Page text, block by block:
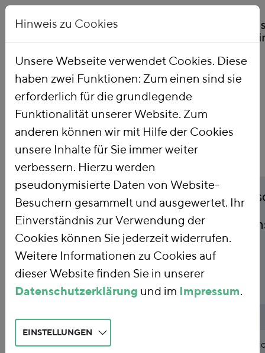
Startseite Publikationen
Titel
konkret - Politische
Überwindung von
Wachstumszwängen
Publikationsart
Abstract
In diesem aktuellen FÖS-
Hinweis zu Cookies
Unsere Webseite verwendet Cookies. Diese
haben zwei Funktionen: Zum einen sind sie
erforderlich für die grundlegende
Funktionalität unserer Website. Zum
anderen können wir mit Hilfe der Cookies
unsere Inhalte für Sie immer weiter
verbessern. Hierzu werden
pseudonymisierte Daten von Website-
Besuchern gesammelt und ausgewertet. Ihr
Einverständnis zur Verwendung der
Cookies können Sie jederzeit widerrufen.
Weitere Informationen zu Cookies auf
dieser Website finden Sie in unserer
Datenschutzerklärung und im Impressum.
EINSTELLUNGEN